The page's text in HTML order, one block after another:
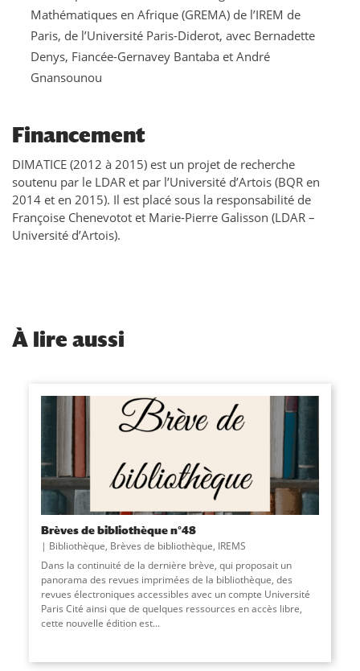
Mathématiques en Afrique (GREMA) de l’IREM de
Paris, de l’Université Paris-Diderot, avec Bernadette
Denys, Fiancée-Gernavey Bantaba et André
Gnansounou
Financement
DIMATICE (2012 à 2015) est un projet de recherche
soutenu par le LDAR et par l’Université d’Artois (BQR en
2014 et en 2015). Il est placé sous la responsabilité de
Françoise Chenevotot et Marie-Pierre Galisson (LDAR –
Université d’Artois).
À lire aussi
Brèves de bibliothèque n°48
Bibliothèque, Brèves de bibliothèque, IREMS
Dans la continuité de la dernière brève, qui proposait un
panorama des revues imprimées de la bibliothèque, des
revues électroniques accessibles avec un compte Université
Paris Cité ainsi que de quelques ressources en accès libre,
cette nouvelle édition est...